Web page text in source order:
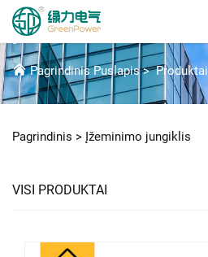
Produktai
Naujienos
Apie Mūsų
Sprendimai
ĮŽEMINIMO JUNGIKLIS
Pagrindinis Puslapis>Produktai
Pagrindinis > Įžeminimo jungiklis
VISI PRODUKTAI